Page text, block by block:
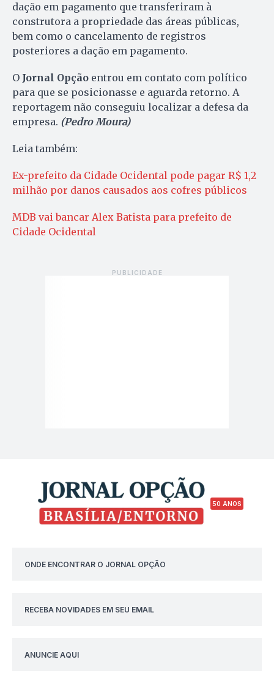
dação em pagamento que transferiram à
construtora a propriedade das áreas públicas,
bem como o cancelamento de registros
posteriores a dação em pagamento.
O Jornal Opção entrou em contato com político
para que se posicionasse e aguarda retorno. A
reportagem não conseguiu localizar a defesa da
empresa. (Pedro Moura)
Leia também:
Ex-prefeito da Cidade Ocidental pode pagar R$ 1,2
milhão por danos causados aos cofres públicos
MDB vai bancar Alex Batista para prefeito de
Cidade Ocidental
50 ANOS
ONDE ENCONTRAR O JORNAL OPÇÃO
RECEBA NOVIDADES EM SEU EMAIL
ANUNCIE AQUI